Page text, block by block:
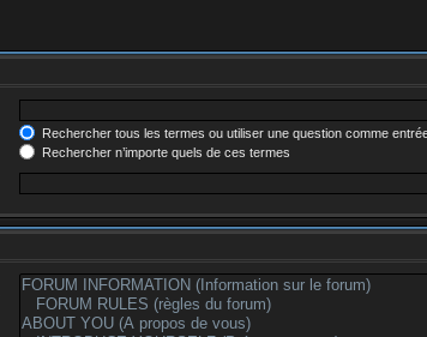
Rechercher tous les termes ou utiliser une question comme
Rechercher n’importe quels de ces termes